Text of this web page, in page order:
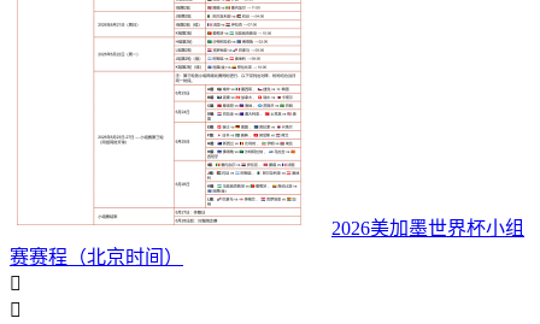
2026美加墨世界杯小组
赛赛程（北京时间）

